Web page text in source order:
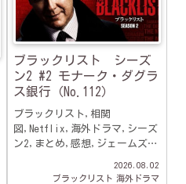
ブラックリスト シーズ
ン2 #2 モナーク・ダグラ
ス銀行（No.112）
ブラックリスト,相関
図,Netflix,海外ドラマ,シーズ
ン2,まとめ,感想,ジェームズ・
グラス銀行(NO.104）,
2026.08.02
ブラックリスト 海外ドラマ